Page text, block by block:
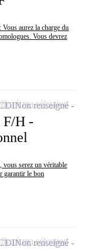
aurez la charge du
Vous devrez
F/H -
vous serez un véritable
garantir le bon
Non renseigné
à ma sélection
Non renseigné
à ma sélection